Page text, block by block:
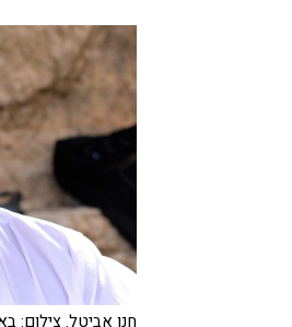
חנן אביטל. צילום: